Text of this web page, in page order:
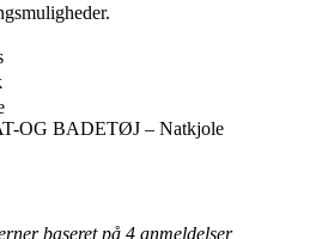
OG BADETØJ – Natkjole
baseret på 4 anmeldelser